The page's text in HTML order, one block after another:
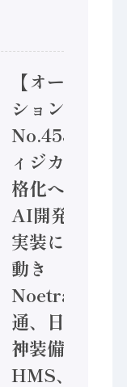
【オートメー
ション新聞
No.453】フ
ィジカルAI本
格化へ 国産
AI開発や社会
実装に活発な
動き
Noetra、富士
通、日立 / 兵
神装備 ×
HMS、老舗